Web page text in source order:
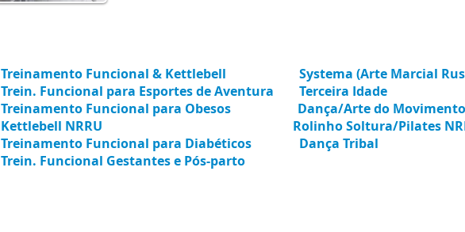
Treinamento Funcional & Kettlebell Systema (Arte Marcial
Trein. Funcional para Esportes de Aventura Terceira Idade
Treinamento Funcional para Obesos Dança/Arte do Movimento
Kettlebell NRRU
Rolinho Soltura/Pilates
Treinamento Funcional para Diabéticos
Dança Tribal
Trein. Funcional Gestantes e Pós-parto